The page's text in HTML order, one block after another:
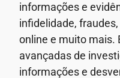
informações e
infidelidade,
online e muito mais.
avançadas de
informações e